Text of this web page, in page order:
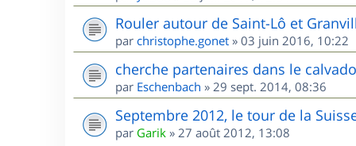
Rouler autour de Saint-Lô et
par christophe.gonet » 03 juin 2016, 10:22
cherche partenaires dans le
par Eschenbach » 29 sept. 2014, 08:36
Septembre 2012, le tour de la
par Garik » 27 août 2012, 13:08